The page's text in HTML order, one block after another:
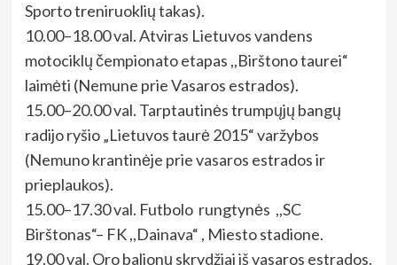
Sporto treniruoklių takas).
10.00–18.00 val. Atviras Lietuvos vandens
motociklų čempionato etapas ,,Birštono taurei“
laimėti (Nemune prie Vasaros estrados).
15.00–20.00 val. Tarptautinės trumpųjų bangų
radijo ryšio „Lietuvos taurė 2015“ varžybos
(Nemuno krantinėje prie vasaros estrados ir
prieplaukos).
15.00–17.30 val. Futbolo rungtynės ,,SC
Birštonas“– FK ,,Dainava“ , Miesto stadione.
19.00 val. Oro balionų skrydžiai iš vasaros estrados.